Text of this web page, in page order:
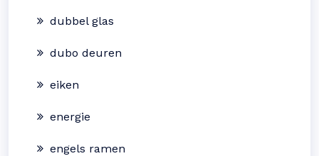
dubbel glas
dubo deuren
eiken
energie
engels ramen